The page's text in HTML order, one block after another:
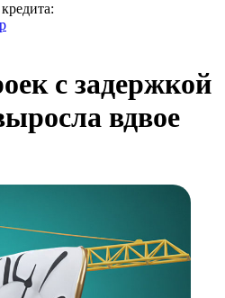
с задержкой
вдвое